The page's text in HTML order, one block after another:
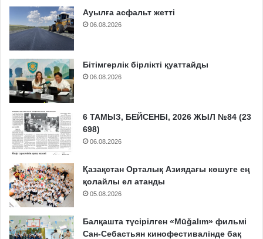
Ауылға асфальт жетті
06.08.2026
Бітімгерлік бірлікті қуаттайды
06.08.2026
6 ТАМЫЗ, БЕЙСЕНБІ, 2026 ЖЫЛ №84 (23
698)
06.08.2026
Қазақстан Орталық Азиядағы көшуге ең
қолайлы ел атанды
05.08.2026
Балқашта түсірілген «Mūğalım» фильмі
Сан-Себастьян кинофестивалінде бақ